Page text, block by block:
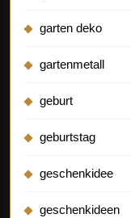
garten deko
gartenmetall
geburt
geburtstag
geschenkidee
geschenkideen